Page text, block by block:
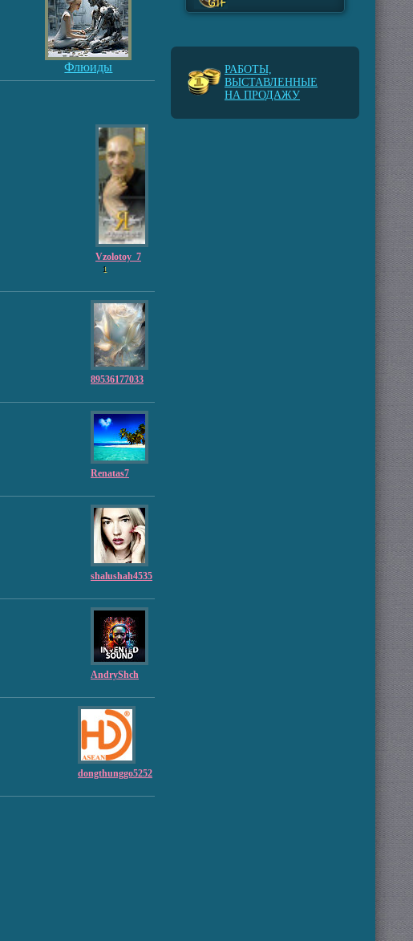
Флюиды
Vzolotoy_7
1
89536177033
Renatas7
shalushah4535
AndryShch
dongthunggo5252
РАБОТЫ,
ВЫСТАВЛЕННЫЕ
НА ПРОДАЖУ